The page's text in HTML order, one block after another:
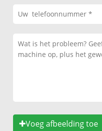
Voeg afbeelding toe